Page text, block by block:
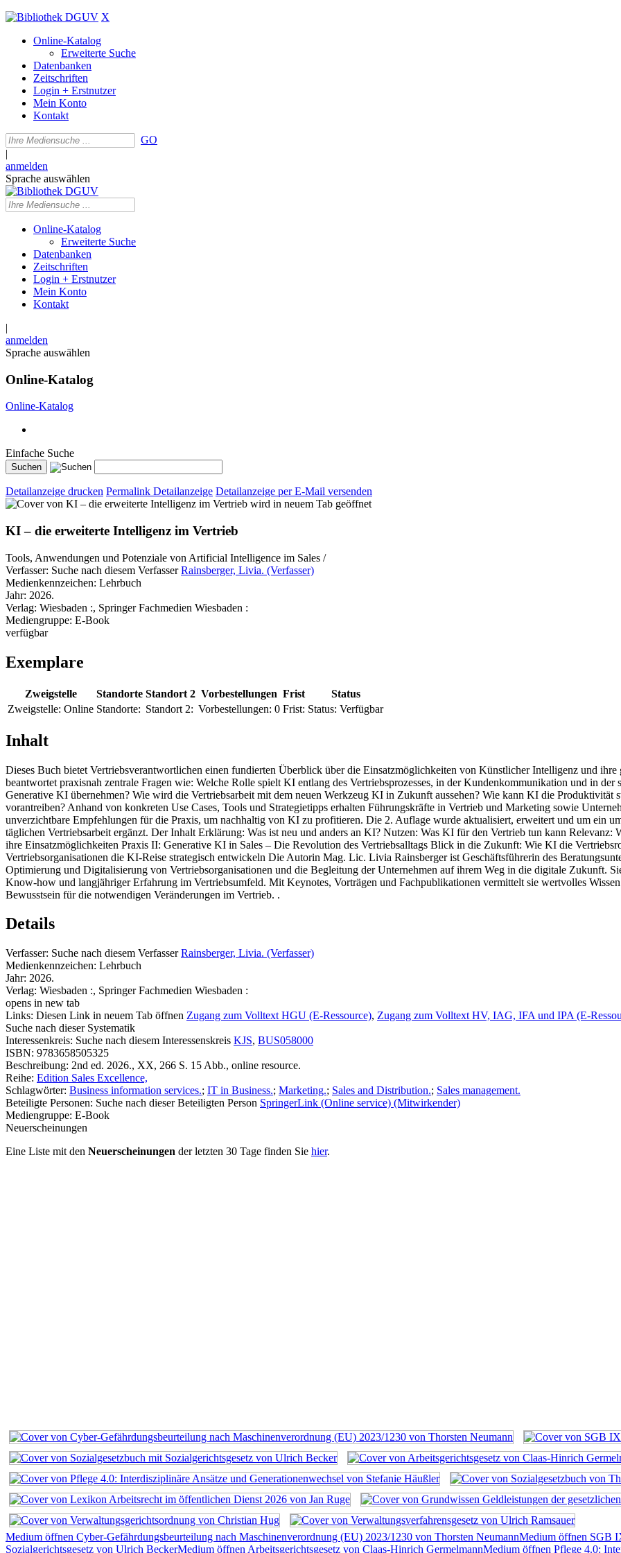
X
Online-Katalog
Erweiterte Suche
Datenbanken
Zeitschriften
Login + Erstnutzer
Mein Konto
Kontakt
GO
|
anmelden
Sprache auswählen
Online-Katalog
Erweiterte Suche
Datenbanken
Zeitschriften
Login + Erstnutzer
Mein Konto
Kontakt
|
anmelden
Sprache auswählen
Online-Katalog
Online-Katalog
Einfache Suche
Detailanzeige drucken Permalink Detailanzeige Detailanzeige per E-Mail versenden
wird in neuem Tab geöffnet
KI – die erweiterte Intelligenz im Vertrieb
Tools, Anwendungen und Potenziale von Artificial Intelligence im Sales /
Verfasser: Suche nach diesem Verfasser Rainsberger, Livia. (Verfasser)
Medienkennzeichen: Lehrbuch
Jahr: 2026.
Verlag: Wiesbaden :, Springer Fachmedien Wiesbaden :
Mediengruppe: E-Book
verfügbar
Exemplare
Zweigstelle Standorte Standort 2 Vorbestellungen Frist
Status
Zweigstelle: Online Standorte: Standort 2: Vorbestellungen: 0 Frist: Status: Verfügbar
Inhalt
Dieses Buch bietet Vertriebsverantwortlichen einen fundierten Überblick über die Einsatzmöglichkeiten von Künstlicher Intelligenz und
beantwortet praxisnah zentrale Fragen wie: Welche Rolle spielt KI entlang des Vertriebsprozesses, in der Kundenkommunikation und in der
Generative KI übernehmen? Wie wird die Vertriebsarbeit mit dem neuen Werkzeug KI in Zukunft aussehen? Wie kann KI die Produktivität
vorantreiben? Anhand von konkreten Use Cases, Tools und Strategietipps erhalten Führungskräfte in Vertrieb und Marketing sowie
unverzichtbare Empfehlungen für die Praxis, um nachhaltig von KI zu profitieren. Die 2. Auflage wurde aktualisiert, erweitert und um ein
täglichen Vertriebsarbeit ergänzt. Der Inhalt Erklärung: Was ist neu und anders an KI? Nutzen: Was KI für den Vertrieb tun kann
ihre Einsatzmöglichkeiten Praxis II: Generative KI in Sales – Die Revolution des Vertriebsalltags Blick in die Zukunft: Wie KI die
Vertriebsorganisationen die KI-Reise strategisch entwickeln Die Autorin Mag. Lic. Livia Rainsberger ist Geschäftsführerin des
Optimierung und Digitalisierung von Vertriebsorganisationen und die Begleitung der Unternehmen auf ihrem Weg in die digitale Zukunft.
Know-how und langjähriger Erfahrung im Vertriebsumfeld. Mit Keynotes, Vorträgen und Fachpublikationen vermittelt sie wertvolles
Bewusstsein für die notwendigen Veränderungen im Vertrieb. .
Details
Verfasser: Suche nach diesem Verfasser Rainsberger, Livia. (Verfasser)
Medienkennzeichen: Lehrbuch
Jahr: 2026.
Verlag: Wiesbaden :, Springer Fachmedien Wiesbaden :
opens in new tab
Links: Diesen Link in neuem Tab öffnen Zugang zum Volltext HGU (E-Ressource), Zugang zum Volltext HV, IAG, IFA und IPA (E-
Suche nach dieser Systematik
Interessenkreis: Suche nach diesem Interessenskreis KJS, BUS058000
ISBN: 9783658505325
Beschreibung: 2nd ed. 2026., XX, 266 S. 15 Abb., online resource.
Reihe: Edition Sales Excellence,
Schlagwörter: Business information services.; IT in Business.; Marketing.; Sales and Distribution.; Sales management.
Beteiligte Personen: Suche nach dieser Beteiligten Person SpringerLink (Online service) (Mitwirkender)
Mediengruppe: E-Book
Neuerscheinungen
Eine Liste mit den Neuerscheinungen der letzten 30 Tage finden Sie hier.
Medium öffnen Cyber-Gefährdungsbeurteilung nach Maschinenverordnung (EU) 2023/1230 von Thorsten NeumannMedium öffnen SGB
Sozialgerichtsgesetz von Ulrich BeckerMedium öffnen Arbeitsgerichtsgesetz von Claas-Hinrich GermelmannMedium öffnen Pflege 4.0: